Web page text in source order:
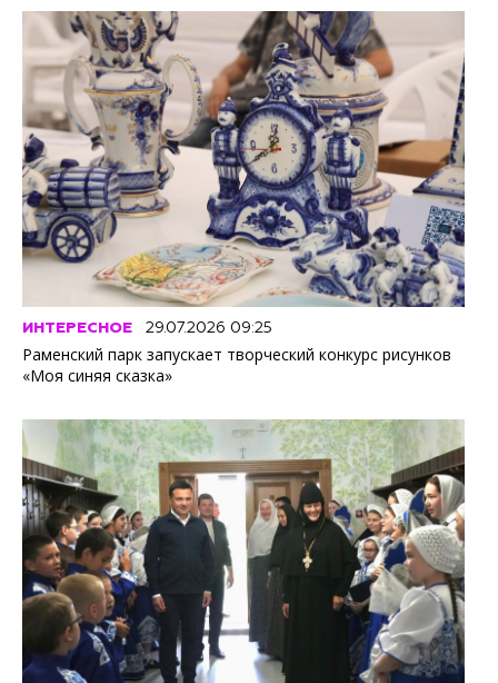
ИНТЕРЕСНОЕ 29.07.2026 09:25
Раменский парк запускает творческий конкурс рисунков
«Моя синяя сказка»